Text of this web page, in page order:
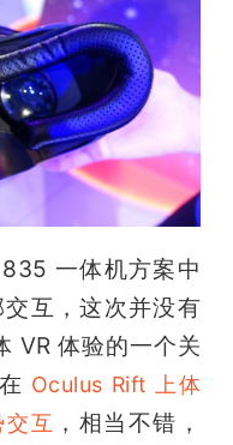
一体机方案中
互，这次并没有
VR 体验的一个关
Oculus Rift 上体
互 ，相当不错，